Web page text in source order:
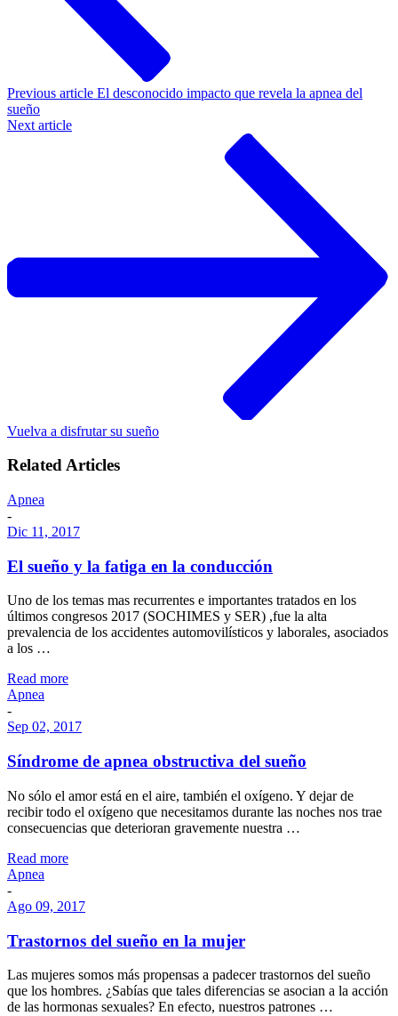
Previous article El desconocido impacto que revela la apnea del
sueño
Next article
Vuelva a disfrutar su sueño
Related Articles
Apnea
-
Dic 11, 2017
El sueño y la fatiga en la conducción
Uno de los temas mas recurrentes e importantes tratados en los
últimos congresos 2017 (SOCHIMES y SER) ,fue la alta
prevalencia de los accidentes automovilísticos y laborales, asociados
a los …
Read more
Apnea
-
Sep 02, 2017
Síndrome de apnea obstructiva del sueño
No sólo el amor está en el aire, también el oxígeno. Y dejar de
recibir todo el oxígeno que necesitamos durante las noches nos trae
consecuencias que deterioran gravemente nuestra …
Read more
Apnea
-
Ago 09, 2017
Trastornos del sueño en la mujer
Las mujeres somos más propensas a padecer trastornos del sueño
que los hombres. ¿Sabías que tales diferencias se asocian a la acción
de las hormonas sexuales? En efecto, nuestros patrones …